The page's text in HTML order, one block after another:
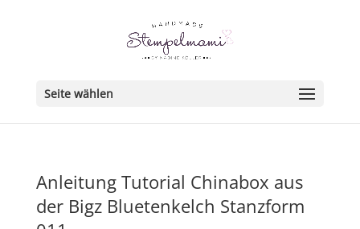
Seite wählen
Anleitung Tutorial Chinabox aus
der Bigz Bluetenkelch Stanzform